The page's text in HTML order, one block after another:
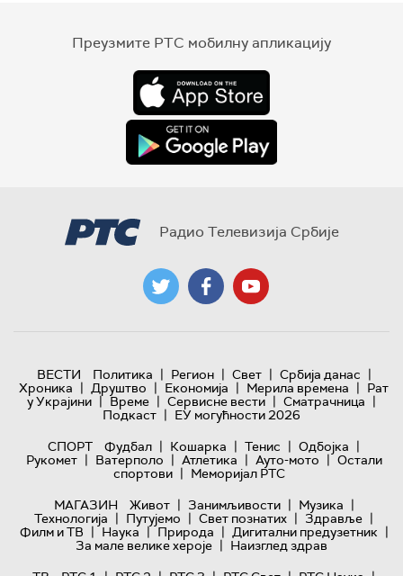
Преузмите РТС мобилну апликацију
Радио Телевизија Србије
ВЕСТИ Политика | Регион | Свет | Србија данас |
Хроника | Друштво | Економија | Мерила времена | Рат
у Украјини | Време | Сервисне вести | Сматрачница |
Подкаст | ЕУ могућности 2026
СПОРТ
Фудбал | Кошарка | Тенис | Одбојка |
Рукомет | Ватерполо | Атлетика | Ауто-мото | Остали
спортови | Меморијал РТС
МАГАЗИН
Живот | Занимљивости | Музика |
Технологијa | Путујемо | Свет познатих | Здравље |
Филм и ТВ | Наука | Природа | Дигитални предузетник |
За мале велике хероје | Наизглед здрав